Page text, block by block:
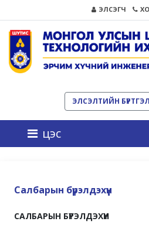
ЭЛСЭГЧ
ЭЛСЭЛТИЙН БҮРТГЭЛ
цэс
Салбарын бүрэлдэхүүн
САЛБАРЫН БҮРЭЛДЭХҮҮН